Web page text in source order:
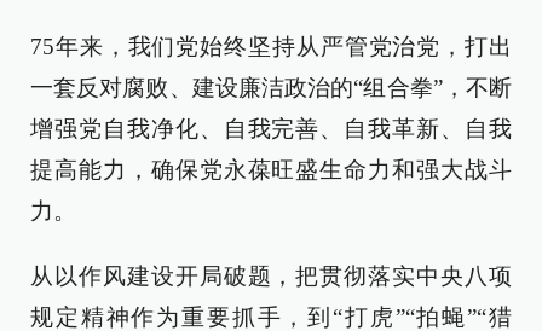
75年来，我们党始终坚持从严管党治党，打出
一套反对腐败、建设廉洁政治的“组合拳”，不断
增强党自我净化、自我完善、自我革新、自我
提高能力，确保党永葆旺盛生命力和强大战斗
力。
从以作风建设开局破题，把贯彻落实中央八项
规定精神作为重要抓手，到“打虎”“拍蝇”“猎